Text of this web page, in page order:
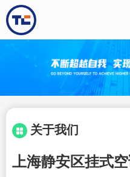
关于我们
上海静安区挂式